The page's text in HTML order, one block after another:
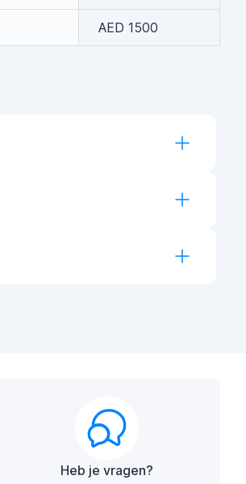
AED 1500
Heb je vragen?